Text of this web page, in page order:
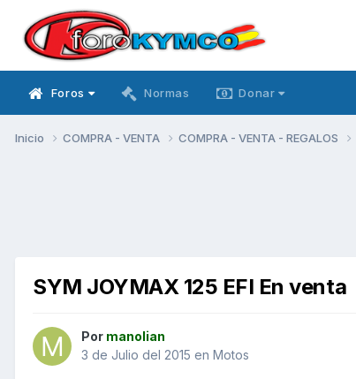
Foros Normas Donar
Inicio COMPRA - VENTA COMPRA - VENTA - REGALOS
SYM JOYMAX 125 EFI En venta
Por manolian
3 de Julio del 2015 en Motos